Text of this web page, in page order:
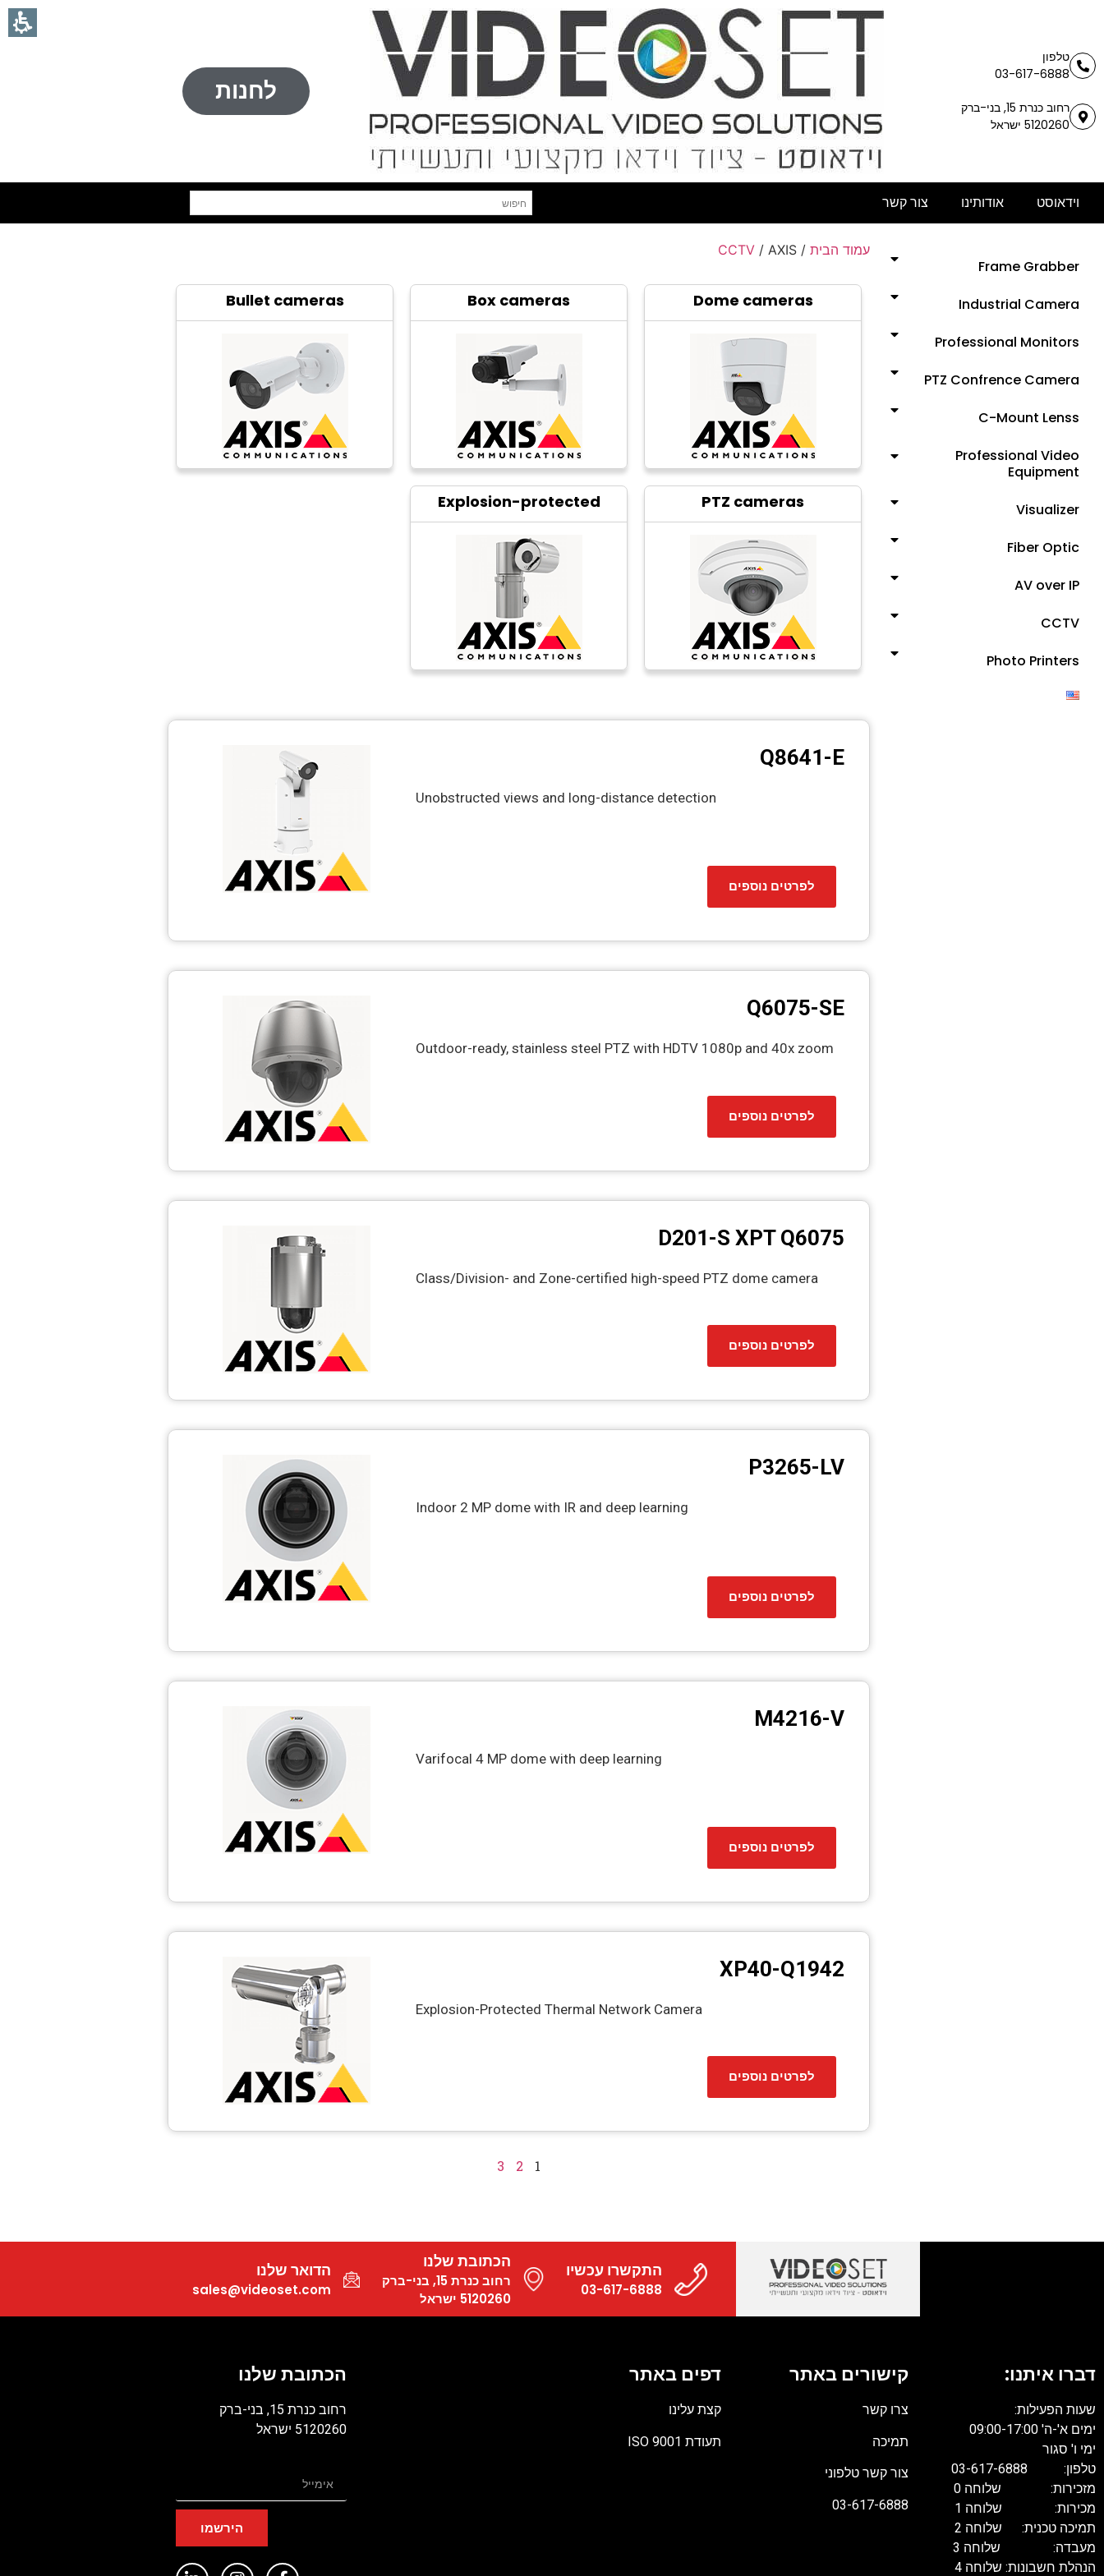
טלפון
03-617-6888
רחוב כנרת 15, בני-ברק
5120260 ישראל
לחנות
וידאוסט אודותינו צור קשר
Frame Grabber
Industrial Camera
Professional Monitors
PTZ Confrence Camera
C-Mount Lenss
Professional Video
Equipment
Visualizer
Fiber Optic
AV over IP
CCTV
Photo Printers
עמוד הבית /
CCTV / AXIS
Dome cameras
Box cameras
Bullet cameras
PTZ cameras
Explosion-protected
Q8641-E
Unobstructed views and long-distance detection
לפרטים נוספים
Q6075-SE
Outdoor-ready, stainless steel PTZ with HDTV 1080p and 40x zoom
לפרטים נוספים
D201-S XPT Q6075
Class/Division- and Zone-certified high-speed PTZ dome camera
לפרטים נוספים
P3265-LV
Indoor 2 MP dome with IR and deep learning
לפרטים נוספים
M4216-V
Varifocal 4 MP dome with deep learning
לפרטים נוספים
XP40-Q1942
Explosion-Protected Thermal Network Camera
לפרטים נוספים
1
2
3
התקשרו עכשיו
03-617-6888
הכתובת שלנו
רחוב כנרת 15, בני-ברק
5120260 ישראל
הדואר שלנו
sales@videoset.com
דברו איתנו:
שעות הפעילות:
ימים א'-ה' 09:00-17:00
ימי ו' סגור
טלפון: 03-617-6888
מזכירות: שלוחה 0
מכירות: שלוחה 1
תמיכה טכנית: שלוחה 2
מעבדה: שלוחה 3
הנהלת חשבונות: שלוחה 4
קישורים באתר
צרו קשר
תמיכה
צור קשר טלפוני
03-617-6888
דפים באתר
קצת עלינו
תעודת ISO 9001
הכתובת שלנו
רחוב כנרת 15, בני-ברק
5120260 ישראל
הירשמו